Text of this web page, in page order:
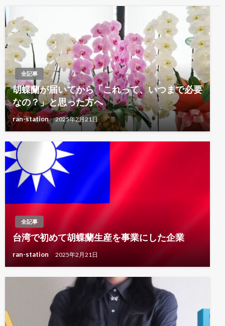
ン
全記事
胡蝶蘭が届いてから「これって、いつまで必要
なの？」と思った方へ
ran-station 2025年2月21日
全記事
台湾で初めて胡蝶蘭生産を事業にした企業
ran-station 2025年2月21日